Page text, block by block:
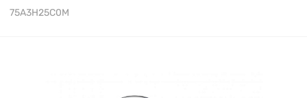
75A3H25C0M